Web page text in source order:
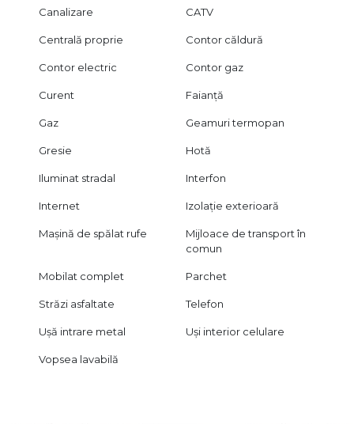
Canalizare CATV
Centrală proprie Contor căldură
Contor electric Contor gaz
Curent Faianță
Gaz Geamuri termopan
Gresie Hotă
Iluminat stradal Interfon
Internet Izolație exterioară
Mașină de spălat rufe
Mijloace de transport în
comun
Mobilat complet Parchet
Străzi asfaltate Telefon
Ușă intrare metal Uși interior celulare
Vopsea lavabilă